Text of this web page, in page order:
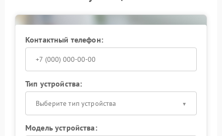
Контактный телефон:
Тип устройства:
Выберите тип устройства
Модель устройства: